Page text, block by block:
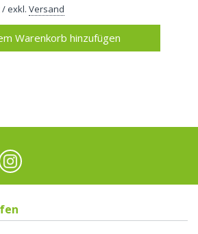
/ exkl. Versand
Warenkorb hinzufügen